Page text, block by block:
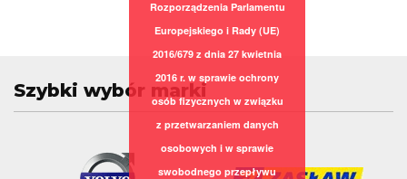
Szybki wybór marki
Rozporządzenia Parlamentu
Europejskiego i Rady (UE)
2016/679 z dnia 27 kwietnia
2016 r. w sprawie ochrony
osób fizycznych w związku
z przetwarzaniem danych
osobowych i w sprawie
swobodnego przepływu